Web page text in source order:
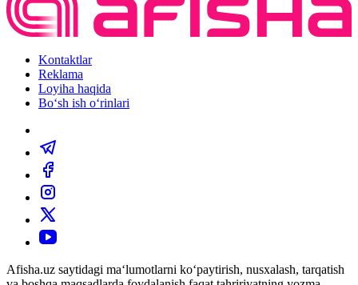
Kontaktlar
Reklama
Loyiha haqida
Bo‘sh ish o‘rinlari
Afisha.uz saytidagi ma‘lumotlarni ko‘paytirish, nusxalash, tarqatish